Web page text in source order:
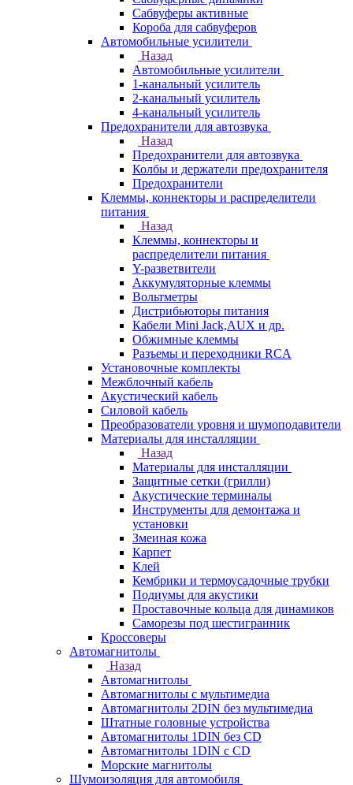
Сабвуферы активные
Короба для сабвуферов
Автомобильные усилители
Назад
Автомобильные усилители
1-канальный усилитель
2-канальный усилитель
4-канальный усилитель
Предохранители для автозвука
Назад
Предохранители для автозвука
Колбы и держатели предохранителя
Предохранители
Клеммы, коннекторы и распределители
питания
Назад
Клеммы, коннекторы и
распределители питания
Y-разветвители
Аккумуляторные клеммы
Вольтметры
Дистрибьюторы питания
Кабели Mini Jack,AUX и др.
Обжимные клеммы
Разъемы и переходники RCA
Установочные комплекты
Межблочный кабель
Акустический кабель
Силовой кабель
Преобразователи уровня и шумоподавители
Материалы для инсталляции
Назад
Материалы для инсталляции
Защитные сетки (грилли)
Акустические терминалы
Инструменты для демонтажа и
установки
Змеиная кожа
Карпет
Клей
Кембрики и термоусадочные трубки
Подиумы для акустики
Проставочные кольца для динамиков
Саморезы под шестигранник
Кроссоверы
Автомагнитолы
Назад
Автомагнитолы
Автомагнитолы с мультимедиа
Автомагнитолы 2DIN без мультимедиа
Штатные головные устройства
Автомагнитолы 1DIN без CD
Автомагнитолы 1DIN с CD
Морские магнитолы
Шумоизоляция для автомобиля